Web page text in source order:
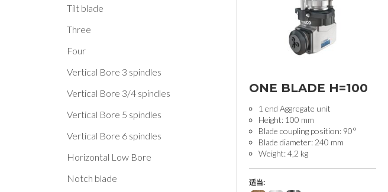
Tilt blade
Three
Four
Vertical Bore 3 spindles
Vertical Bore 3/4 spindles
Vertical Bore 5 spindles
Vertical Bore 6 spindles
Horizontal Low Bore
Notch blade
ONE BLADE H=100
1 end Aggregate unit
Height: 100 mm
Blade coupling position: 90°
Blade diameter: 240 mm
Weight: 4,2 kg
适当: